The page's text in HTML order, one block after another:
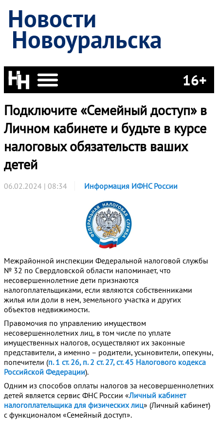
Новости
Новоуральска
16+
Подключите «Семейный доступ» в
Личном кабинете и будьте в курсе
налоговых обязательств ваших
детей
06.02.2024 | 08:34 Информация ИФНС России
Межрайонной инспекции Федеральной налоговой службы
№ 32 по Свердловской области напоминает, что
несовершеннолетние дети признаются
налогоплательщиками, если являются собственниками
жилья или доли в нем, земельного участка и других
объектов недвижимости.
Правомочия по управлению имуществом
несовершеннолетних лиц, в том числе по уплате
имущественных налогов, осуществляют их законные
представители, а именно – родители, усыновители, опекуны,
попечители (п. 1 ст. 26, п. 2 ст. 27, ст. 45 Налогового кодекса
Российской Федерации).
Одним из способов оплаты налогов за несовершеннолетних
детей является сервис ФНС России «Личный кабинет
налогоплательщика для физических лиц» (Личный кабинет)
с функционалом «Семейный доступ».